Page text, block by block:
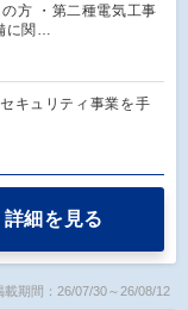
方 ・第二種電気工事
に関…
キュリティ事業を手
詳細を見る
載期間：26/07/30～26/08/12